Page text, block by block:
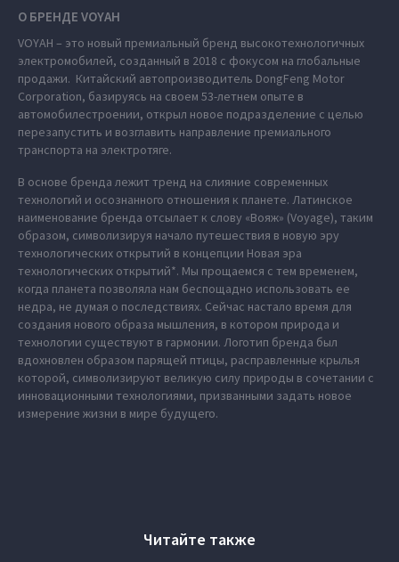
О БРЕНДЕ VOYAH
VOYAH – это новый премиальный бренд высокотехнологичных
электромобилей, созданный в 2018 с фокусом на глобальные
продажи. Китайский автопроизводитель DongFeng Motor
Corporation, базируясь на своем 53-летнем опыте в
автомобилестроении, открыл новое подразделение с целью
перезапустить и возглавить направление премиального
транспорта на электротяге.
В основе бренда лежит тренд на слияние современных
технологий и осознанного отношения к планете. Латинское
наименование бренда отсылает к слову «Вояж» (Voyage), таким
образом, символизируя начало путешествия в новую эру
технологических открытий в концепции Новая эра
технологических открытий*. Мы прощаемся с тем временем,
когда планета позволяла нам беспощадно использовать ее
недра, не думая о последствиях. Сейчас настало время для
создания нового образа мышления, в котором природа и
технологии существуют в гармонии. Логотип бренда был
вдохновлен образом парящей птицы, расправленные крылья
которой, символизируют великую силу природы в сочетании с
инновационными технологиями, призванными задать новое
измерение жизни в мире будущего.
Читайте также